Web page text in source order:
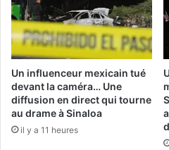
Un influenceur mexicain tué
devant la caméra… Une
diffusion en direct qui tourne
au drame à Sinaloa
il y a 11 heures